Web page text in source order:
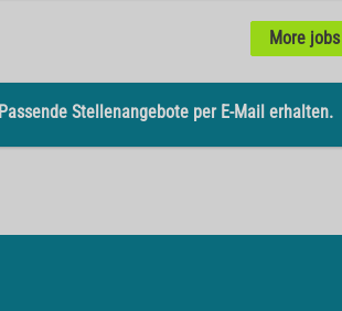
More jobs
Passende Stellenangebote per E-Mail erhalten.